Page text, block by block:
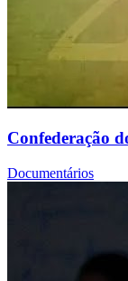
Confederação
Documentários